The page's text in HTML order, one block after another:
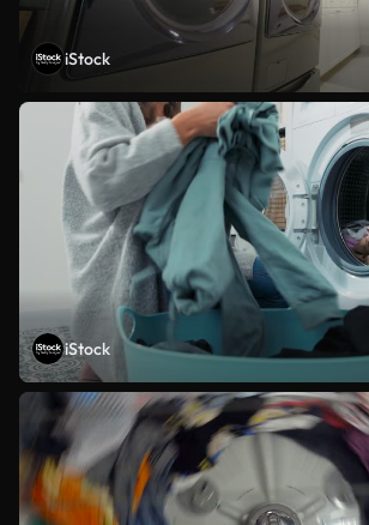
iStock
iStock